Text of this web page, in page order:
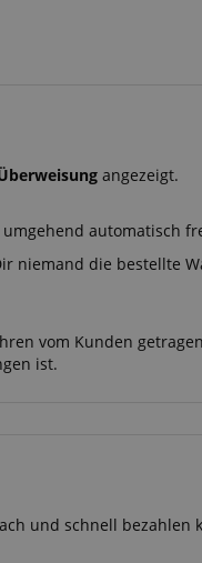
angezeigt.
automatisch
niemand die bestellte
vom Kunden
ist.
und schnell bezahlen